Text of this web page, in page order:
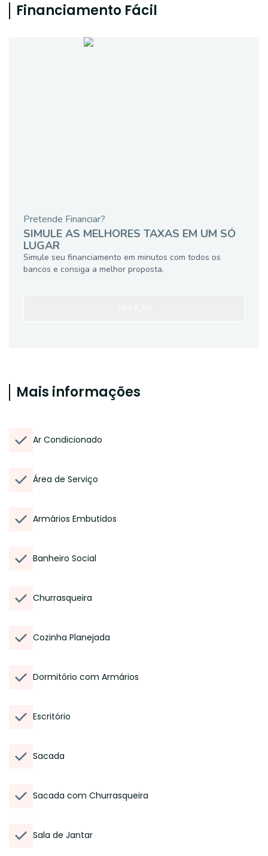
Financiamento Fácil
Pretende Financiar?
SIMULE AS MELHORES TAXAS EM UM SÓ
LUGAR
Simule seu financiamento em minutos com todos os
bancos e consiga a melhor proposta.
Mais informações
Ar Condicionado
Área de Serviço
Armários Embutidos
Banheiro Social
Churrasqueira
Cozinha Planejada
Dormitório com Armários
Escritório
Sacada
Sacada com Churrasqueira
Sala de Jantar